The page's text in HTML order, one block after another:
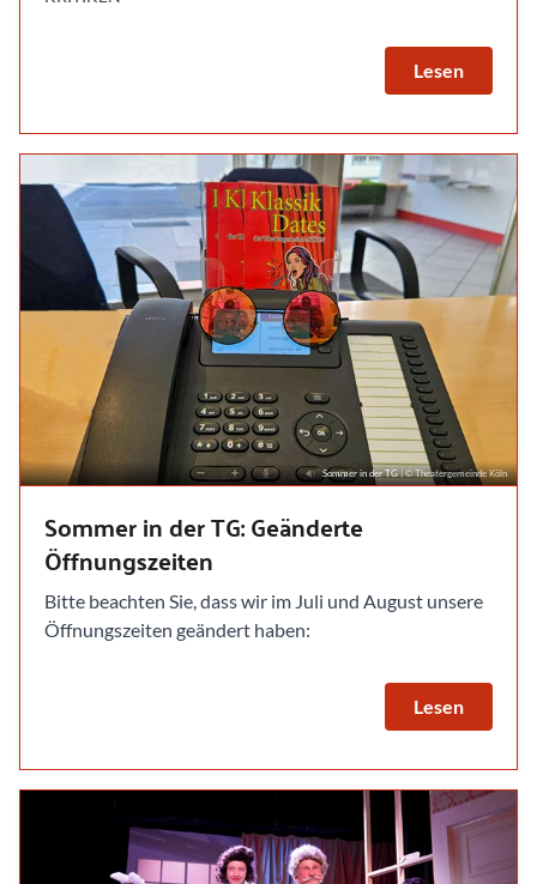
Lesen
Sommer in der TG| © Theatergemeinde Köln
Sommer in der TG: Geänderte
Öffnungszeiten
Bitte beachten Sie, dass wir im Juli und August unsere
Öffnungszeiten geändert haben:
Lesen